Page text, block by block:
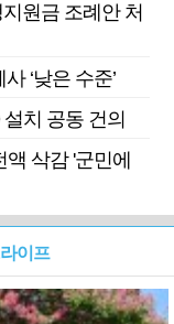
원금 조례안 처
‘낮은 수준’
치 공동 건의
삭감 '군민에
이프